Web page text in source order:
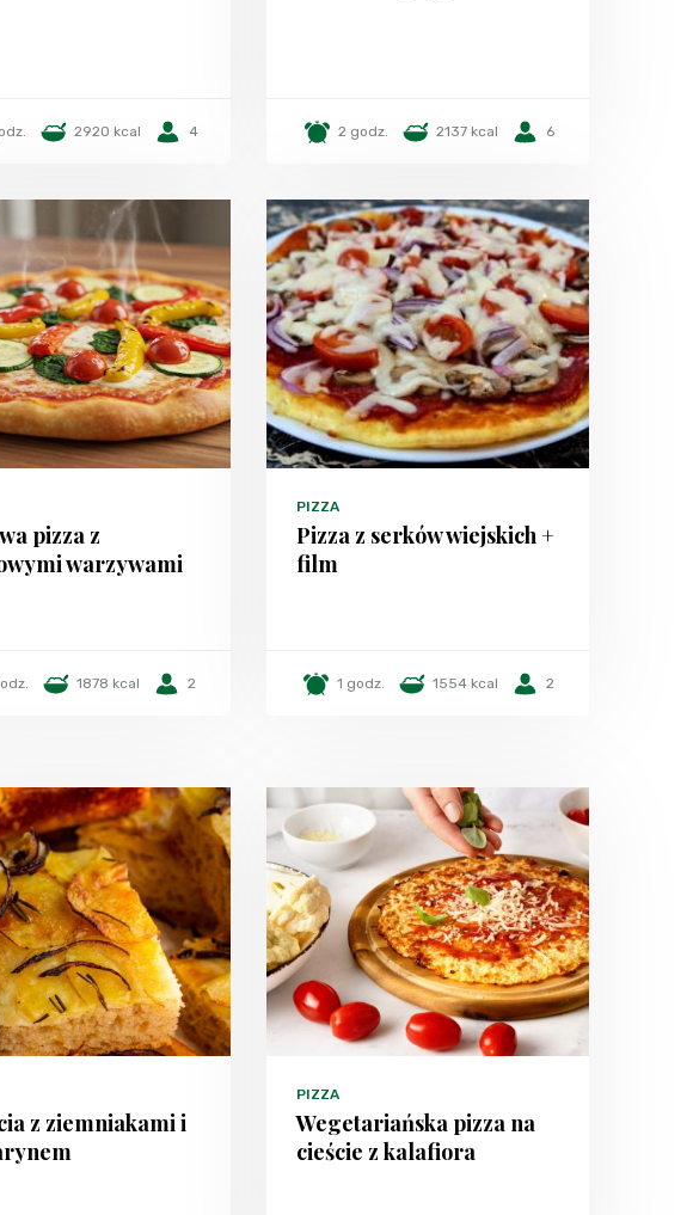
2920 kcal 4 2 godz. 2137 kcal 6
pizza z
warzywami
1878 kcal 2
PIZZA
Pizza z serków wiejskich +
film
1 godz. 1554 kcal 2
z ziemniakami i
PIZZA
Wegetariańska pizza na
cieście z kalafiora